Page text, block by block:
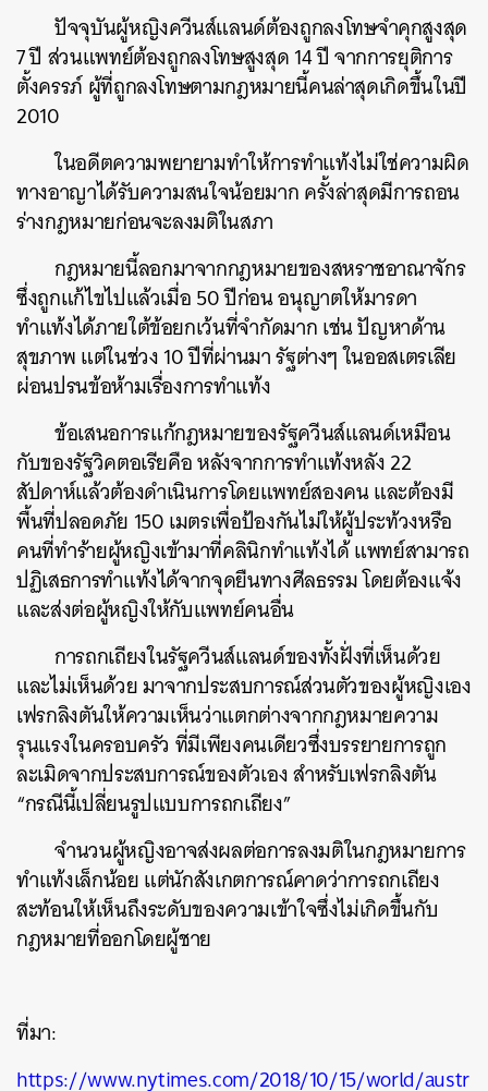
ปัจจุบันผู้หญิงควีนส์แลนด์ต้องถูกลงโทษจำคุกสูงสุด
7 ปี ส่วนแพทย์ต้องถูกลงโทษสูงสุด 14 ปี จากการยุติการ
ตั้งครรภ์ ผู้ที่ถูกลงโทษตามกฎหมายนี้คนล่าสุดเกิดขึ้นในปี
2010
ในอดีตความพยายามทำให้การทำแท้งไม่ใช่ความผิด
ทางอาญาได้รับความสนใจน้อยมาก ครั้งล่าสุดมีการถอน
ร่างกฎหมายก่อนจะลงมติในสภา
กฎหมายนี้ลอกมาจากกฎหมายของสหราชอาณาจักร
ซึ่งถูกแก้ไขไปแล้วเมื่อ 50 ปีก่อน อนุญาตให้มารดา
ทำแท้งได้ภายใต้ข้อยกเว้นที่จำกัดมาก เช่น ปัญหาด้าน
สุขภาพ แต่ในช่วง 10 ปีที่ผ่านมา รัฐต่างๆ ในออสเตรเลีย
ผ่อนปรนข้อห้ามเรื่องการทำแท้ง
ข้อเสนอการแก้กฎหมายของรัฐควีนส์แลนด์เหมือน
กับของรัฐวิคตอเรียคือ หลังจากการทำแท้งหลัง 22
สัปดาห์แล้วต้องดำเนินการโดยแพทย์สองคน และต้องมี
พื้นที่ปลอดภัย 150 เมตรเพื่อป้องกันไม่ให้ผู้ประท้วงหรือ
คนที่ทำร้ายผู้หญิงเข้ามาที่คลินิกทำแท้งได้ แพทย์สามารถ
ปฏิเสธการทำแท้งได้จากจุดยืนทางศีลธรรม โดยต้องแจ้ง
และส่งต่อผู้หญิงให้กับแพทย์คนอื่น
การถกเถียงในรัฐควีนส์แลนด์ของทั้งฝั่งที่เห็นด้วย
และไม่เห็นด้วย มาจากประสบการณ์ส่วนตัวของผู้หญิงเอง
เฟรกลิงตันให้ความเห็นว่าแตกต่างจากกฎหมายความ
รุนแรงในครอบครัว ที่มีเพียงคนเดียวซึ่งบรรยายการถูก
ละเมิดจากประสบการณ์ของตัวเอง สำหรับเฟรกลิงตัน
“กรณีนี้เปลี่ยนรูปแบบการถกเถียง”
จำนวนผู้หญิงอาจส่งผลต่อการลงมติในกฎหมายการ
ทำแท้งเล็กน้อย แต่นักสังเกตการณ์คาดว่าการถกเถียง
สะท้อนให้เห็นถึงระดับของความเข้าใจซึ่งไม่เกิดขึ้นกับ
กฎหมายที่ออกโดยผู้ชาย
ที่มา:
https://www.nytimes.com/2018/10/15/world/austr
SHARE TWEET LINE EMAIL